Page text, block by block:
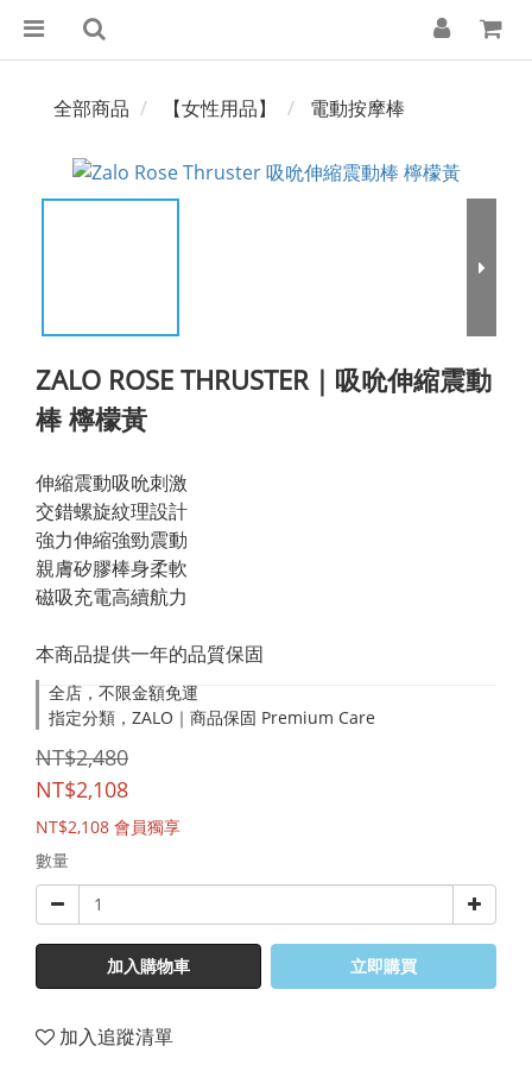
全部商品 【女性用品】 電動按摩棒
ZALO ROSE THRUSTER｜吸吮伸縮震動
棒 檸檬黃
伸縮震動吸吮刺激
交錯螺旋紋理設計
強力伸縮強勁震動
親膚矽膠棒身柔軟
磁吸充電高續航力
本商品提供一年的品質保固
全店，不限金額免運
指定分類，ZALO｜商品保固 Premium Care
NT$2,480
NT$2,108
NT$2,108 會員獨享
數量
加入購物車 立即購買
加入追蹤清單